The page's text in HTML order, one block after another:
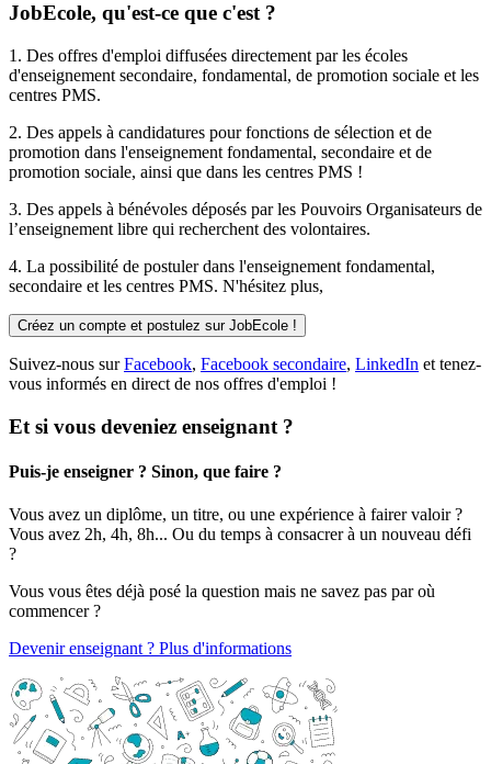
JobEcole, qu'est-ce que c'est ?
1. Des offres d'emploi diffusées directement par les écoles
d'enseignement secondaire, fondamental, de promotion sociale et les
centres PMS.
2. Des appels à candidatures pour fonctions de sélection et de
promotion dans l'enseignement fondamental, secondaire et de
promotion sociale, ainsi que dans les centres PMS !
3. Des appels à bénévoles déposés par les Pouvoirs Organisateurs de
l’enseignement libre qui recherchent des volontaires.
4. La possibilité de postulerdans l'enseignement fondamental,
secondaire et les centres PMS. N'hésitez plus,
Créez un compte et postulez sur JobEcole !
Suivez-nous surFacebook, Facebook secondaire, LinkedIn et tenez-
vous informés en direct de nos offres d'emploi !
Et si vous deveniez enseignant ?
Puis-je enseigner ? Sinon, que faire ?
Vous avez un diplôme, un titre, ou une expérience à fairer valoir ?
Vous avez 2h, 4h, 8h... Ou du temps à consacrer à un nouveau défi
?
Vous vous êtes déjà posé la question mais ne savez pas par où
commencer ?
Devenir enseignant ? Plus d'informations